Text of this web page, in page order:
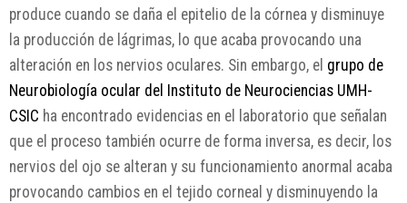
produce cuando se daña el epitelio de la córnea y disminuye
la producción de lágrimas, lo que acaba provocando una
alteración en los nervios oculares. Sin embargo, el grupo de
Neurobiología ocular del Instituto de Neurociencias UMH-
CSIC ha encontrado evidencias en el laboratorio que señalan
que el proceso también ocurre de forma inversa, es decir, los
nervios del ojo se alteran y su funcionamiento anormal acaba
provocando cambios en el tejido corneal y disminuyendo la